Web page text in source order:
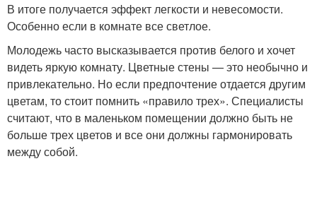
В итоге получается эффект легкости и невесомости.
Особенно если в комнате все светлое.
Молодежь часто высказывается против белого и хочет
видеть яркую комнату. Цветные стены — это необычно и
привлекательно. Но если предпочтение отдается другим
цветам, то стоит помнить «правило трех». Специалисты
считают, что в маленьком помещении должно быть не
больше трех цветов и все они должны гармонировать
между собой.